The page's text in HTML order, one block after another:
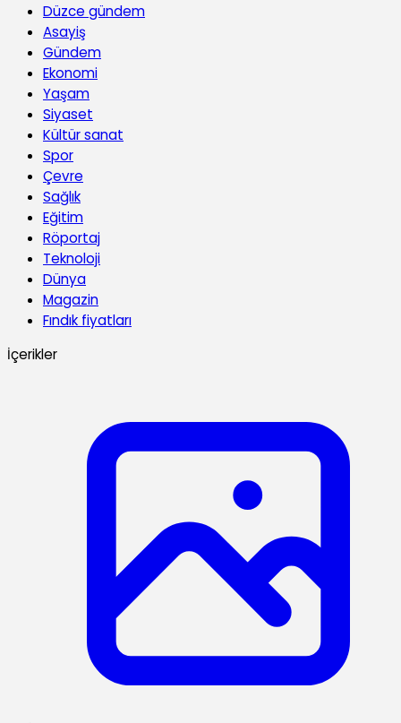
Düzce gündem
Asayiş
Gündem
Ekonomi
Yaşam
Siyaset
Kültür sanat
Spor
Çevre
Sağlık
Eğitim
Röportaj
Teknoloji
Dünya
Magazin
Fındık fiyatları
İçerikler